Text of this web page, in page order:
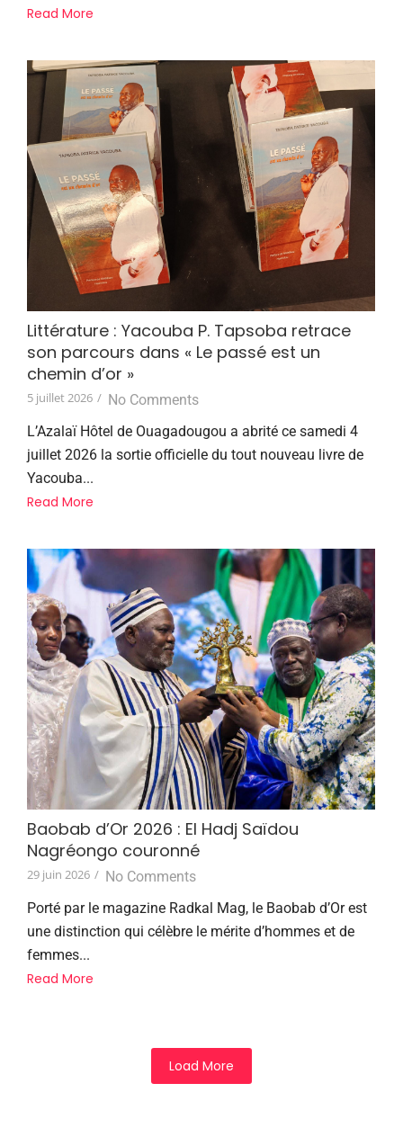
Read More
Littérature : Yacouba P. Tapsoba retrace
son parcours dans « Le passé est un
chemin d’or »
5 juillet 2026 / No Comments
L’Azalaï Hôtel de Ouagadougou a abrité ce samedi 4
juillet 2026 la sortie officielle du tout nouveau livre de
Yacouba...
Read More
Baobab d’Or 2026 : El Hadj Saïdou
Nagréongo couronné
29 juin 2026 / No Comments
Porté par le magazine Radkal Mag, le Baobab d’Or est
une distinction qui célèbre le mérite d’hommes et de
femmes...
Read More
Load More